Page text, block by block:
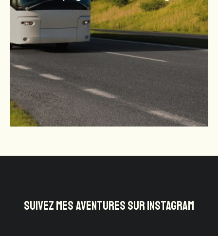
SUIVEZ MES AVENTURES SUR INSTAGRAM